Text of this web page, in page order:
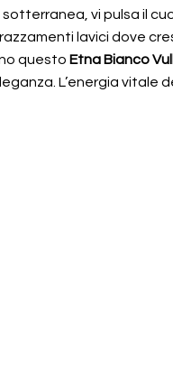
vi pulsa il
lavici dove
questo Etna Bianco
L’energia vitale